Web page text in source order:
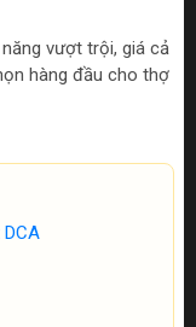
vượt trội, giá cả
hàng đầu cho thợ